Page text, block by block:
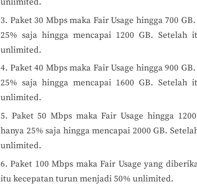
Paket 30 Mbps maka Fair Usage hingga 700
25% saja hingga mencapai 1200 GB. Setelah
unlimited.
Paket 40 Mbps maka Fair Usage hingga 900
25% saja hingga mencapai 1600 GB. Setelah
unlimited.
Paket 50 Mbps maka Fair Usage hingga
hanya 25% saja hingga mencapai 2000 GB.
unlimited.
Paket 100 Mbps maka Fair Usage yang
itu kecepatan turun menjadi 50% unlimited.